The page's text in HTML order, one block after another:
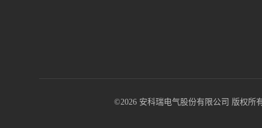
©2026 安科瑞电气股份有限公司 版权所